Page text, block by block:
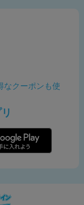
なクーポンも使